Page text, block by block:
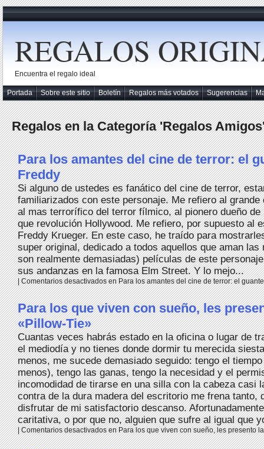
REGALOS
Encuentra el regalo ideal
Portada Sobre este sitio Boletín Regalos más votados Sugerencias
Regalos en la Categoría 'Regalos
Para los amantes del cine de terror: el
Freddy
Si alguno de ustedes es fanático del cine de terror,
familiarizados con este personaje. Me refiero al grande
al mas terrorífico del terror fílmico, al pionero dueño de
que revolución Hollywood. Me refiero, por supuesto al
Freddy Krueger. En este caso, he traído para
super original, dedicado a todos aquellos que aman las
son realmente demasiadas) películas de este
sus andanzas en la famosa Elm Street. Y lo mejo...
|Comentarios desactivadosen Para los amantes del cine de terror: el
Para los que viven con sueño, les
«Pillow-Tie»
Cuantas veces habrás estado en la oficina o lugar de
el mediodía y no tienes donde dormir tu merecida
menos, me sucede demasiado seguido: tengo el
menos), tengo las ganas, tengo la necesidad y el
incomodidad de tirarse en una silla con la cabeza casi
contra de la dura madera del escritorio me frena tanto,
disfrutar de mi satisfactorio descanso.
caritativa, o por que no, alguien que sufre al igual que
|Comentarios desactivadosen Para los que viven con sueño, les presento